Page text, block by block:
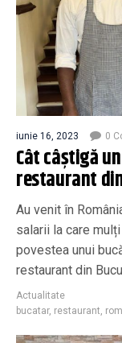
iunie 16, 2023 0
Cât câștigă
restaurant
Au venit în
salarii la care
povestea unui
restaurant din
Actualitate
bucatar, restaurant